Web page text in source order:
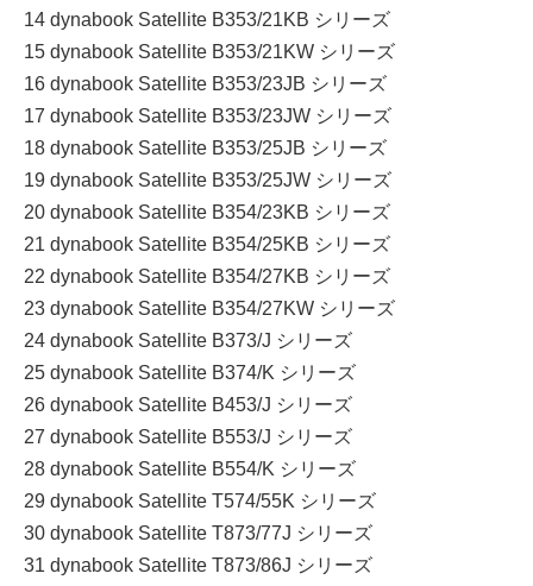
14 dynabook Satellite B353/21KB シリーズ
15 dynabook Satellite B353/21KW シリーズ
16 dynabook Satellite B353/23JB シリーズ
17 dynabook Satellite B353/23JW シリーズ
18 dynabook Satellite B353/25JB シリーズ
19 dynabook Satellite B353/25JW シリーズ
20 dynabook Satellite B354/23KB シリーズ
21 dynabook Satellite B354/25KB シリーズ
22 dynabook Satellite B354/27KB シリーズ
23 dynabook Satellite B354/27KW シリーズ
24 dynabook Satellite B373/J シリーズ
25 dynabook Satellite B374/K シリーズ
26 dynabook Satellite B453/J シリーズ
27 dynabook Satellite B553/J シリーズ
28 dynabook Satellite B554/K シリーズ
29 dynabook Satellite T574/55K シリーズ
30 dynabook Satellite T873/77J シリーズ
31 dynabook Satellite T873/86J シリーズ